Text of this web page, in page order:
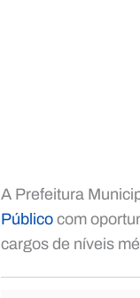
A Prefeitura
Público com
cargos de níveis